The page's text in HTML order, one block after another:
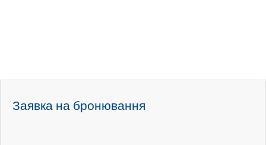
Заявка на бронювання